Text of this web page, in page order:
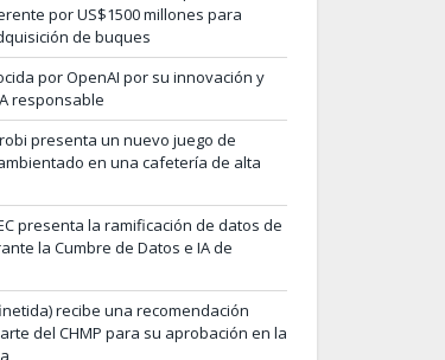
por US$1500 millones para
de buques
por OpenAI por su innovación y
responsable
presenta un nuevo juego de
en una cafetería de alta
presenta la ramificación de datos de
la Cumbre de Datos e IA de
recibe una recomendación
del CHMP para su aprobación en la